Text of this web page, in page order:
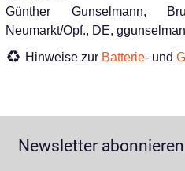
Günther Gunselmann,
Neumarkt/Opf., DE,
Hinweise zur Batterie- und
Newsletter